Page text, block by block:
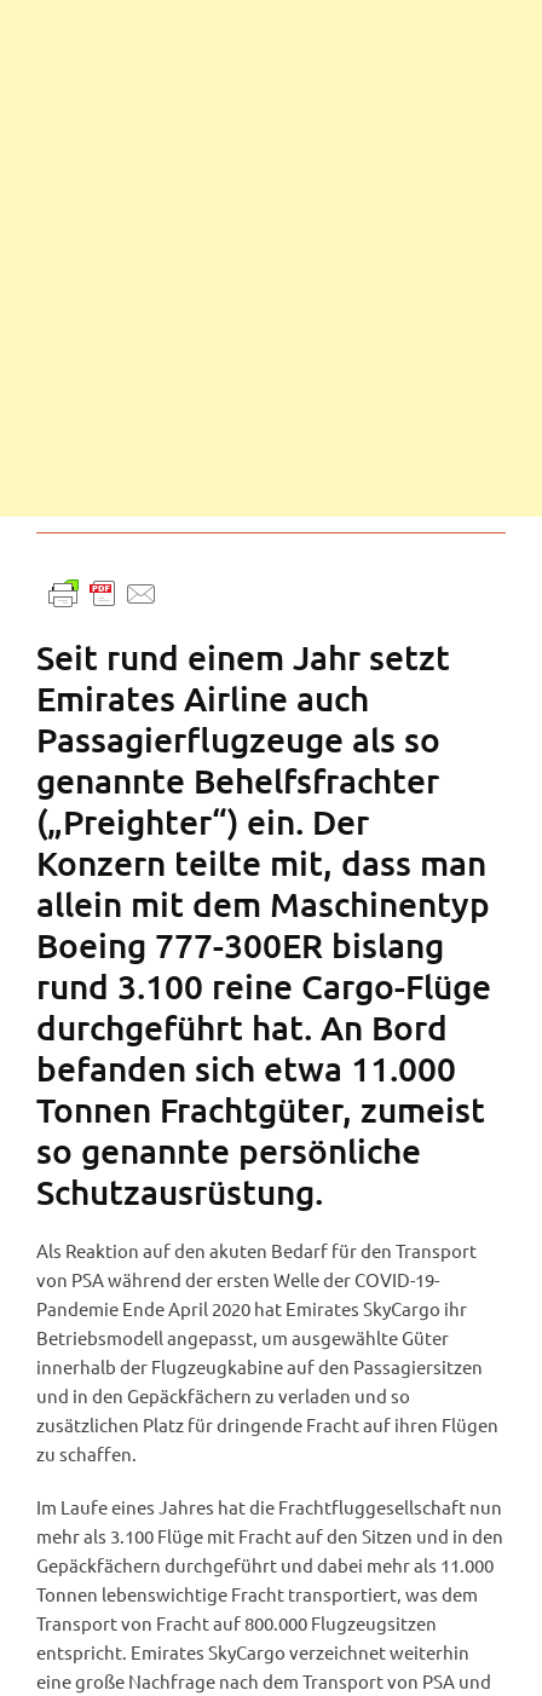
Seit rund einem Jahr setzt
Emirates Airline auch
Passagierflugzeuge als so
genannte Behelfsfrachter
(„Preighter“) ein. Der
Konzern teilte mit, dass man
allein mit dem Maschinentyp
Boeing 777-300ER bislang
rund 3.100 reine Cargo-Flüge
durchgeführt hat. An Bord
befanden sich etwa 11.000
Tonnen Frachtgüter, zumeist
so genannte persönliche
Schutzausrüstung.
Als Reaktion auf den akuten Bedarf für den Transport
von PSA während der ersten Welle der COVID-19-
Pandemie Ende April 2020 hat Emirates SkyCargo ihr
Betriebsmodell angepasst, um ausgewählte Güter
innerhalb der Flugzeugkabine auf den Passagiersitzen
und in den Gepäckfächern zu verladen und so
zusätzlichen Platz für dringende Fracht auf ihren Flügen
zu schaffen.
Im Laufe eines Jahres hat die Frachtfluggesellschaft nun
mehr als 3.100 Flüge mit Fracht auf den Sitzen und in den
Gepäckfächern durchgeführt und dabei mehr als 11.000
Tonnen lebenswichtige Fracht transportiert, was dem
Transport von Fracht auf 800.000 Flugzeugsitzen
entspricht. Emirates SkyCargo verzeichnet weiterhin
eine große Nachfrage nach dem Transport von PSA und